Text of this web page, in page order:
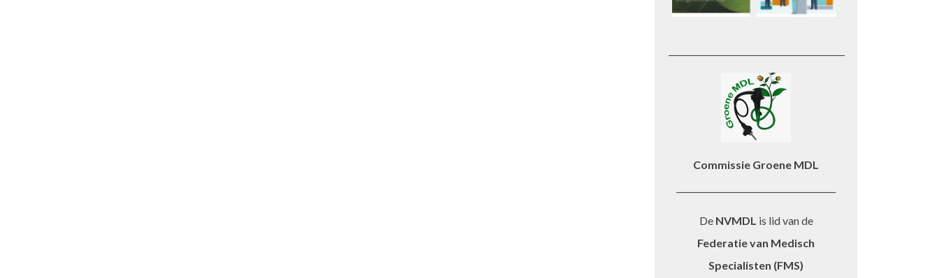
Commissie Groene MDL
De NVMDL is lid van de
Federatie van Medisch
Specialisten (FMS)